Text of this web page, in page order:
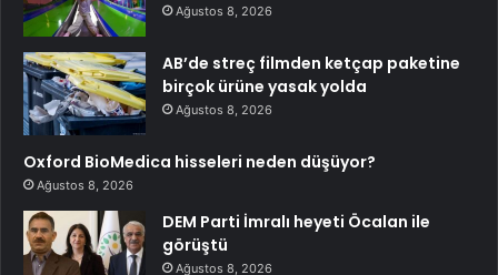
Ağustos 8, 2026
AB’de streç filmden ketçap paketine
birçok ürüne yasak yolda
Ağustos 8, 2026
Oxford BioMedica hisseleri neden düşüyor?
Ağustos 8, 2026
DEM Parti İmralı heyeti Öcalan ile
görüştü
Ağustos 8, 2026